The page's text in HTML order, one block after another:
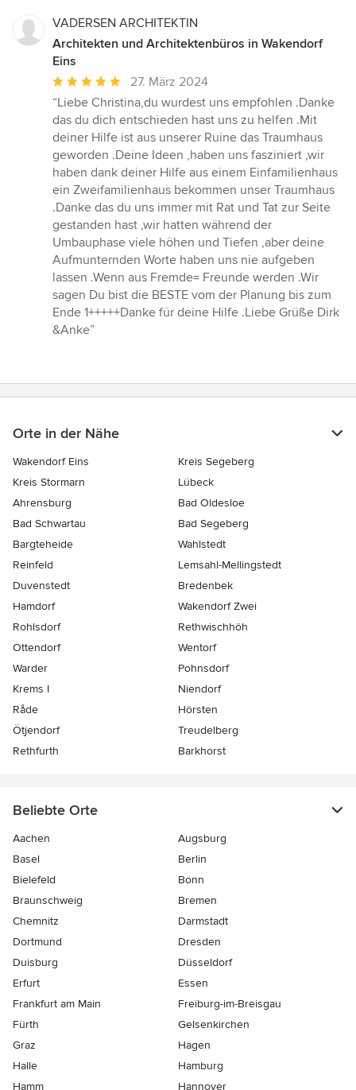
VADERSEN ARCHITEKTIN
Architekten und Architektenbüros in Wakendorf
Eins
Durchschnittliche
Bewertung:
5
von
5
Sternen
27. März 2024
“Liebe Christina,du wurdest uns empfohlen .Danke
das du dich entschieden hast uns zu helfen .Mit
deiner Hilfe ist aus unserer Ruine das Traumhaus
geworden .Deine Ideen ,haben uns fasziniert ,wir
haben dank deiner Hilfe aus einem Einfamilienhaus
ein Zweifamilienhaus bekommen unser Traumhaus
.Danke das du uns immer mit Rat und Tat zur Seite
gestanden hast ,wir hatten während der
Umbauphase viele höhen und Tiefen ,aber deine
Aufmunternden Worte haben uns nie aufgeben
lassen .Wenn aus Fremde= Freunde werden .Wir
sagen Du bist die BESTE vom der Planung bis zum
Ende 1+++++Danke für deine Hilfe .Liebe Grüße Dirk
&Anke”
Orte in der Nähe
Wakendorf Eins
Kreis Segeberg
Kreis Stormarn
Lübeck
Ahrensburg
Bad Oldesloe
Bad Schwartau
Bad Segeberg
Bargteheide
Wahlstedt
Reinfeld
Lemsahl-Mellingstedt
Duvenstedt
Bredenbek
Hamdorf
Wakendorf Zwei
Rohlsdorf
Rethwischhöh
Ottendorf
Wentorf
Warder
Pohnsdorf
Krems I
Niendorf
Råde
Hörsten
Ötjendorf
Treudelberg
Rethfurth
Barkhorst
Beliebte Orte
Aachen
Augsburg
Basel
Berlin
Bielefeld
Bonn
Braunschweig
Bremen
Chemnitz
Darmstadt
Dortmund
Dresden
Duisburg
Düsseldorf
Erfurt
Essen
Frankfurt am Main
Freiburg-im-Breisgau
Fürth
Gelsenkirchen
Graz
Hagen
Halle
Hamburg
Hamm
Hannover